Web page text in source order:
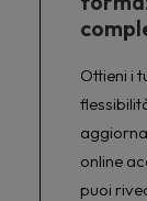
Ottieni i
online
puoi